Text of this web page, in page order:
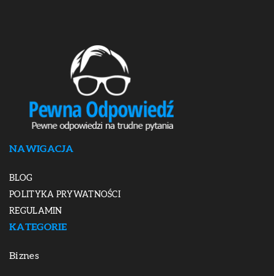
NAWIGACJA
BLOG
POLITYKA PRYWATNOŚCI
REGULAMIN
KATEGORIE
Biznes